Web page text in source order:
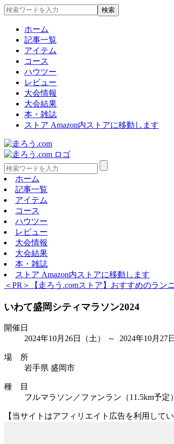
ホーム
記事一覧
アイテム
コース
ハウツー
レビュー
大会情報
大会結果
本・雑誌
ストア Amazon内ストアに移動します
ホーム
記事一覧
アイテム
コース
ハウツー
レビュー
大会情報
大会結果
本・雑誌
ストア Amazon内ストアに移動します
＜PR＞【走ろう.comストア】おすすめのラン
いわて盛岡シティマラソン2024
開催日
2024年10月26日
（土） ～ 2024年10月27日
場 所
岩手県 盛岡市
種 目
フルマラソン／ファンラン（11.5km予定
【当サイトはアフィリエイト広告を利用してい